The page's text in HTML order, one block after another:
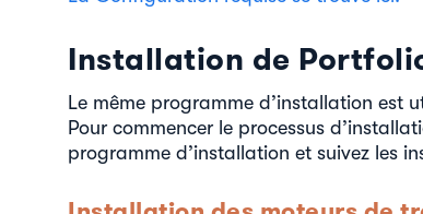
Installation de
Le même programme d’installation est
Pour commencer le processus
programme d’installation et suivez les